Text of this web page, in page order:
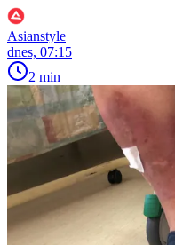
Asianstyle
dnes, 07:15
2 min